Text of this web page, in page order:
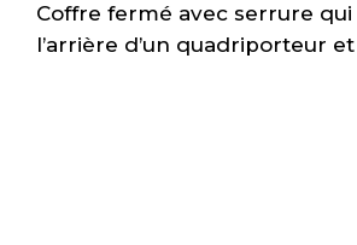
quantity
Coffre fermé avec serrure qui
l’arrière d’un quadriporteur